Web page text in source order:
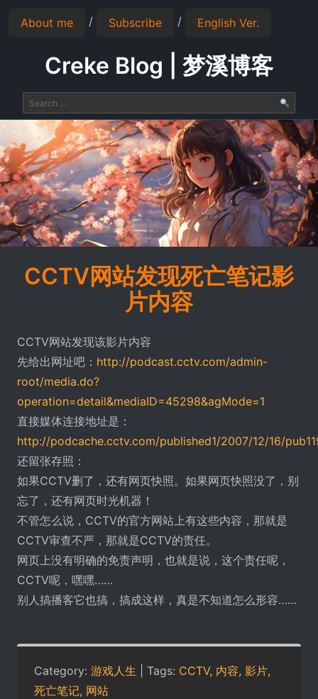
About me / Subscribe / English Ver.
Creke Blog | 梦溪博客
CCTV网站发现死亡笔记影
片内容
CCTV网站发现该影片内容
先给出网址吧： http://podcast.cctv.com/admin-
root/media.do?
operation=detail&mediaID=45298&agMode=1
直接媒体连接地址是：
http://podcache.cctv.com/published1/2007/12/16/
还留张存照：
如果CCTV删了，还有网页快照。如果网页快照没了，别
忘了，还有网页时光机器！
不管怎么说，CCTV的官方网站上有这些内容，那就是
CCTV审查不严，那就是CCTV的责任。
网页上没有明确的免责声明，也就是说，这个责任呢，
CCTV呢，嘿嘿……
别人搞播客它也搞，搞成这样，真是不知道怎么形容……
Category: 游戏人生 | Tags: CCTV, 内容, 影片,
死亡笔记, 网站